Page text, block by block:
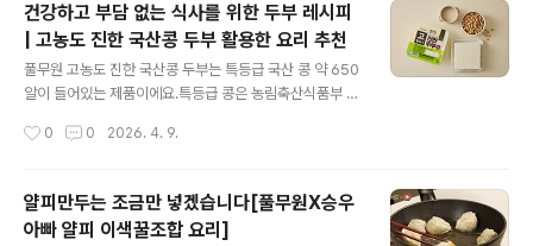
제품별 특징과 칼로리는 어떻게 다른가요?풀무원은 다양
한 입맛을 고려하여 다양한 또띠아 제품을 선보이고 있는
데요. 각 제품의 특징과 칼로리, 크기를 비교해 보시고 나에
게 맞는 풀무원 또띠아를 선택해 보세요. 통밀 또띠아우유
반죽에 우유를 더해 부드럽고 고소한 또띠아풀무원 순두부
건강하고 부담 없는 식사를 위한 두부 레시피
| 고농도 진한 국산콩 두부 활용한 요리 추천
풀무원 고농도 진한 국산콩 두부는 특등급 국산 콩 약 650
알이 들어있는 제품이에요.특등급 콩은 농림축산식품부 농
확인된 콩이에요.고농도 진한 국산콩 두부는 부침용과 찌
있나요?풀무원 고농도 진한 국산콩 두부는특등급 국산 콩
약 650알 분량의 콩물로 만들어져더욱 고소하게 즐길 수
0 0 2026. 4. 9.
얄피만두는 조금만 넣겠습니다[풀무원X승우
아빠 얄피 이색꿀조합 요리]